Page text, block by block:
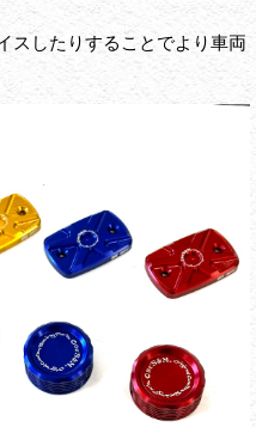
スしたりすることでより車両